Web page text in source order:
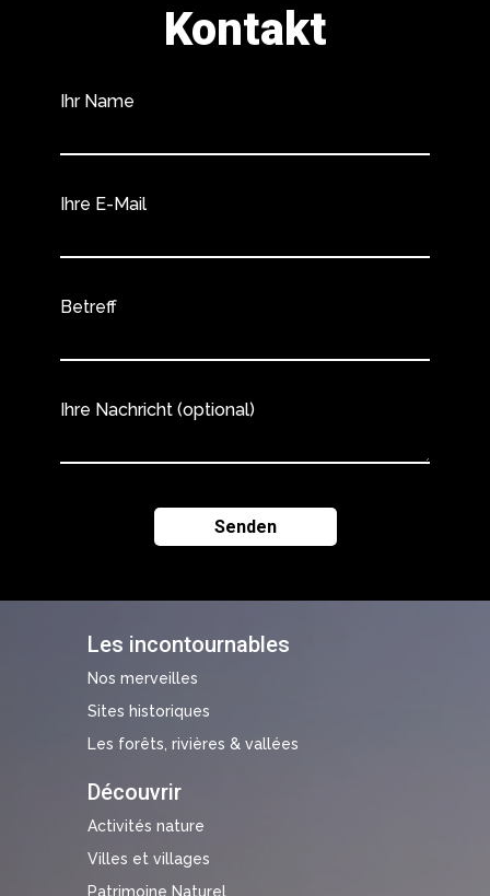
Les incontournables
Nos merveilles
Sites historiques
Les forêts, rivières & vallées
Découvrir
Activités nature
Villes et villages
Patrimoine Naturel
Kontakt
Ihr Name
Ihre E-Mail
Betreff
Ihre Nachricht (optional)